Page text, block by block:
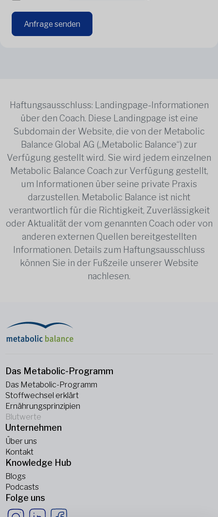
Anfrage senden
Haftungsausschluss: Landingpage-Informationen
über den Coach. Diese Landingpage ist eine
Subdomain der Website, die von der Metabolic
Balance Global AG („Metabolic Balance“) zur
Verfügung gestellt wird. Sie wird jedem einzelnen
Metabolic Balance Coach zur Verfügung gestellt,
um Informationen über seine private Praxis
darzustellen. Metabolic Balance ist nicht
verantwortlich für die Richtigkeit, Zuverlässigkeit
oder Aktualität der vom genannten Coach oder von
anderen externen Quellen bereitgestellten
Informationen. Details zum Haftungsausschluss
können Sie in der Fußzeile unserer Website
nachlesen.
Das Metabolic-Programm
Das Metabolic-Programm
Stoffwechsel erklärt
Ernährungsprinzipien
Blutwerte
Unternehmen
Über uns
Kontakt
Knowledge Hub
Blogs
Podcasts
Folge uns